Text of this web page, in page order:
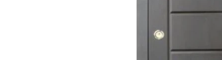
АРОЧНІ ВІКНА
ПАНОРАМНІ ВІКНА